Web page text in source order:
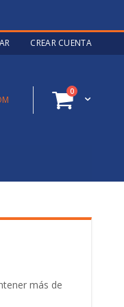
CREAR CUENTA
Cart
0artículos
más de